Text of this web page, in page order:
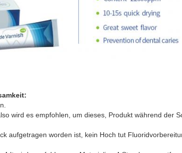
wird es empfohlen, um dieses, Produkt während der
aufgetragen worden ist, kein Hoch tut